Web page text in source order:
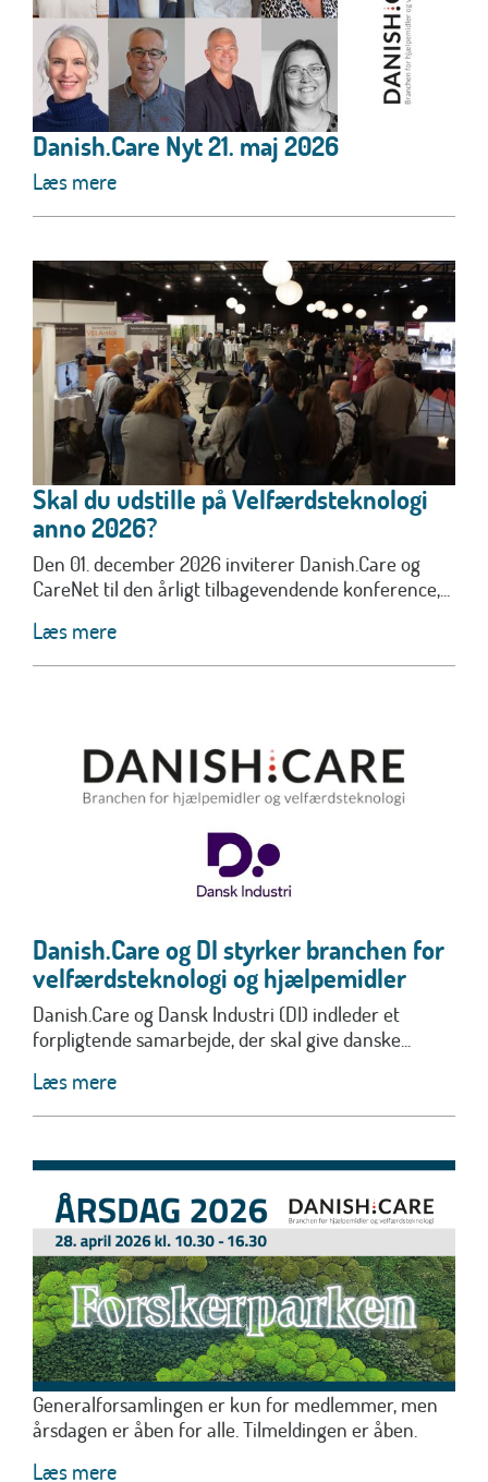
Danish.Care Nyt 21. maj 2026
Læs mere
Skal du udstille på Velfærdsteknologi
anno 2026?
Den 01. december 2026 inviterer Danish.Care og
CareNet til den årligt tilbagevendende konference,...
Læs mere
Danish.Care og DI styrker branchen for
velfærdsteknologi og hjælpemidler
Danish.Care og Dansk Industri (DI) indleder et
forpligtende samarbejde, der skal give danske...
Læs mere
Generalforsamlingen er kun for medlemmer, men
årsdagen er åben for alle. Tilmeldingen er åben.
Læs mere